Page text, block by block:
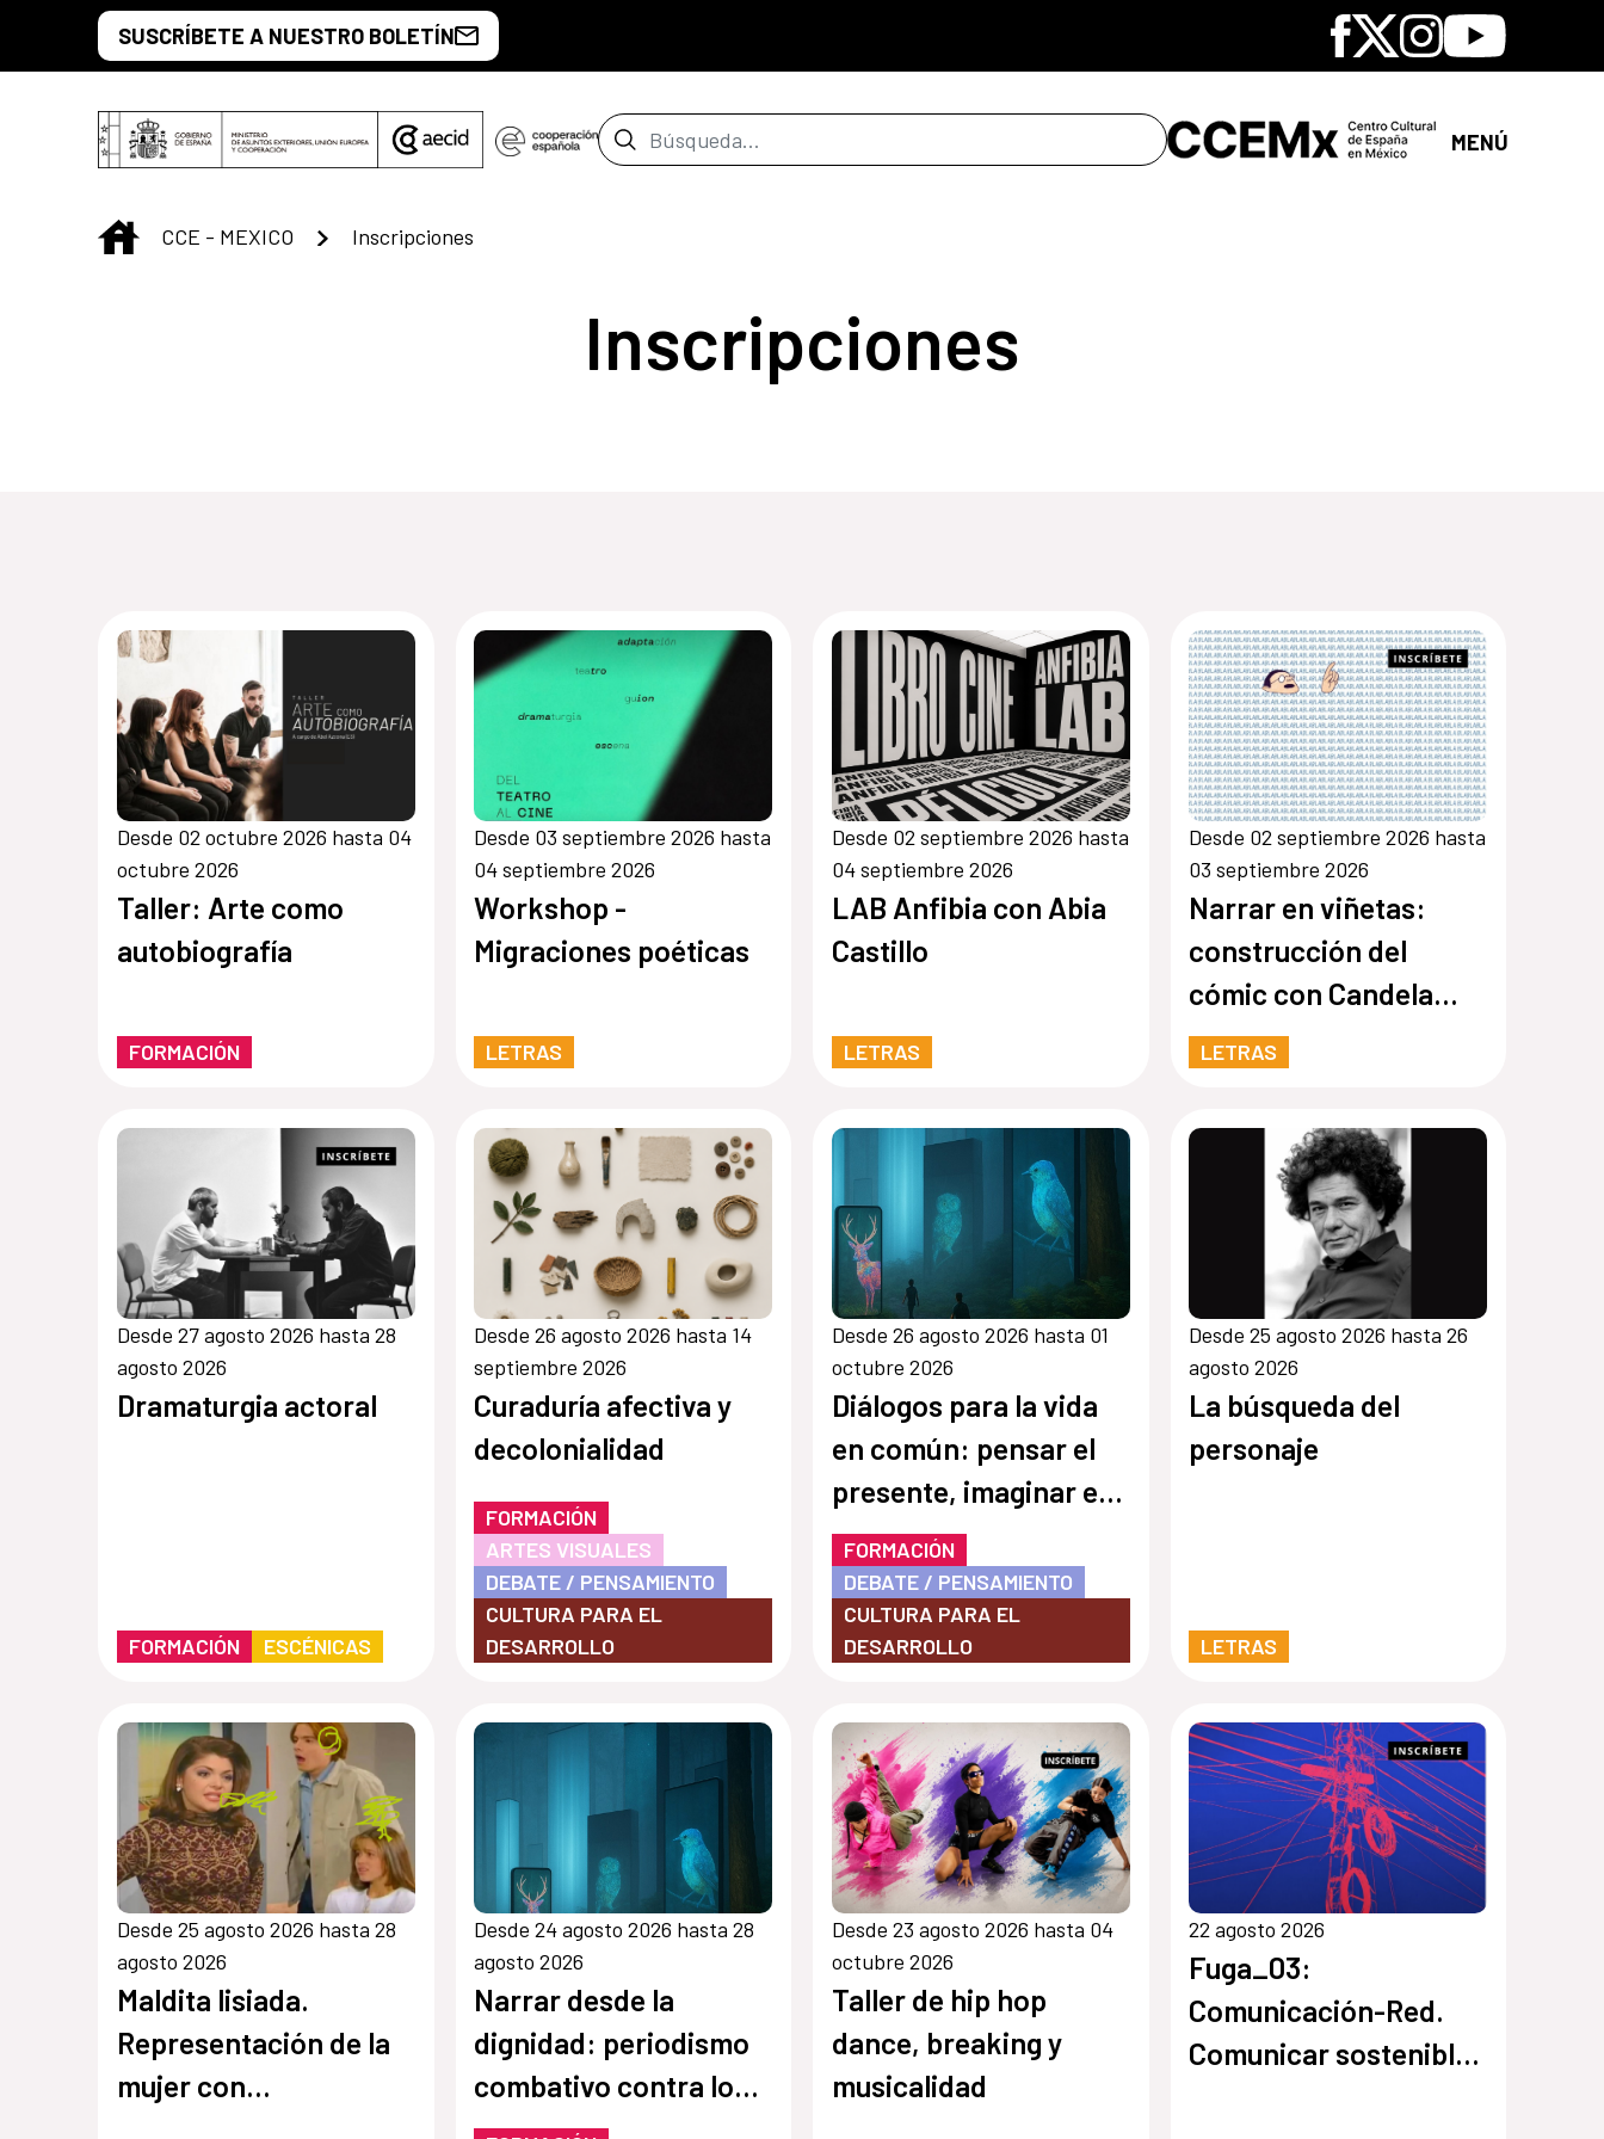
Saltar al contenido principal
SUSCRÍBETE A NUESTRO BOLETÍN Facebook
X Instagram
Youtube
Barra de búsqueda MENÚ
INICIO
CCE - MEXICO Inscripciones
Inscripciones
Desde 02 octubre 2026 hasta 04
octubre 2026
Taller: Arte como
autobiografía
FORMACIÓN
Desde 03 septiembre 2026 hasta
04 septiembre 2026
Workshop -
Migraciones poéticas
LETRAS
Desde 02 septiembre 2026 hasta
04 septiembre 2026
LAB Anfibia con Abia
Castillo
LETRAS
Desde 02 septiembre 2026 hasta
03 septiembre 2026
Narrar en viñetas:
construcción del
cómic con Candela
Sierra
LETRAS
Desde 27 agosto 2026 hasta 28
agosto 2026
Dramaturgia actoral
FORMACIÓN ESCÉNICAS
Desde 26 agosto 2026 hasta 14
septiembre 2026
Curaduría afectiva y
decolonialidad
FORMACIÓN
ARTES VISUALES
DEBATE / PENSAMIENTO
CULTURA PARA EL
DESARROLLO
Desde 26 agosto 2026 hasta 01
octubre 2026
Diálogos para la vida
en común: pensar el
presente, imaginar el
futuro
FORMACIÓN
DEBATE / PENSAMIENTO
CULTURA PARA EL
DESARROLLO
Desde 25 agosto 2026 hasta 26
agosto 2026
La búsqueda del
personaje
LETRAS
Desde 25 agosto 2026 hasta 28
agosto 2026
Maldita lisiada.
Representación de la
mujer con
Desde 24 agosto 2026 hasta 28
agosto 2026
Narrar desde la
dignidad: periodismo
combativo contra los
discursos de odio
Desde 23 agosto 2026 hasta 04
octubre 2026
Taller de hip hop
dance, breaking y
musicalidad
22 agosto 2026
Fuga_03:
Comunicación-Red.
Comunicar sostenible